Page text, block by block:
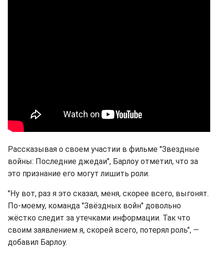
Рассказывая о своем участии в фильме "Звездные
войны: Последние джедаи", Барлоу отметил, что за
это признание его могут лишить роли.
"Ну вот, раз я это сказал, меня, скорее всего, выгонят.
По-моему, команда "Звёздных войн" довольно
жёстко следит за утечками информации. Так что
своим заявлением я, скорей всего, потерял роль", —
добавил Барлоу.